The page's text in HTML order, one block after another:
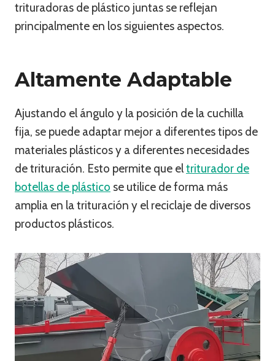
trituradoras de plástico juntas se reflejan
principalmente en los siguientes aspectos.
Altamente Adaptable
Ajustando el ángulo y la posición de la cuchilla
fija, se puede adaptar mejor a diferentes tipos de
materiales plásticos y a diferentes necesidades
de trituración. Esto permite que eltriturador de
botellas de plástico se utilice de forma más
amplia en la trituración y el reciclaje de diversos
productos plásticos.